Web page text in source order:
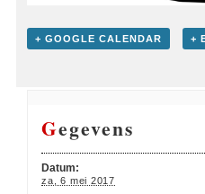
+ GOOGLE CALENDAR +
Gegevens
Datum:
za, 6 mei 2017